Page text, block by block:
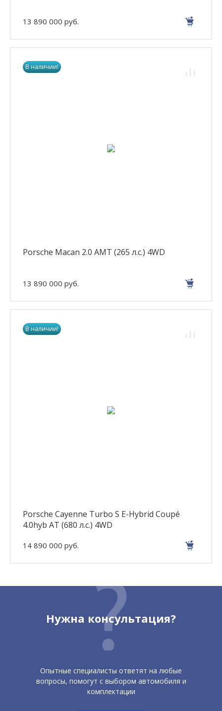
13 890 000 руб.
В наличии!
Porsche Macan 2.0 AMT (265 л.с.) 4WD
13 890 000 руб.
В наличии!
Porsche Cayenne Turbo S E-Hybrid Coupé
4.0hyb AT (680 л.с.) 4WD
14 890 000 руб.
Нужна консультация?
Опытные специалисты ответят на любые
вопросы, помогут с выбором автомобиля и
комплектации